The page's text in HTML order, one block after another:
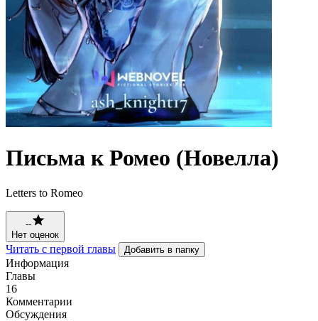
Письма к Ромео (Новелла)
Letters to Romeo
--
Нет оценок
Читать с первой главы Добавить в папку
Информация
Главы
16
Комментарии
Обсуждения